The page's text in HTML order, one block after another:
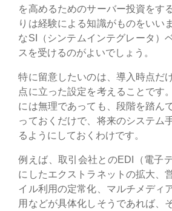
を高めるためのサーバー投資をす
りは経験による知識がものをいい
なSI（シンテムインテグレータ）
スを受けるのがよいでしょう。
特に留意したいのは、導入時点だ
点に立った設定を考えることです
には無理であっても、段階を踏ん
っておくだけで、将来のシステム
るようにしておくわけです。
例えば、取引会社とのEDI（電子
にしたエクストラネットの拡大、
イル利用の定常化、マルチメディ
用などが具体化しそうであれば、